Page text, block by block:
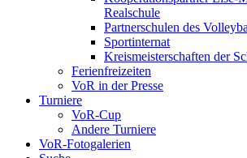
Realschule
Partnerschulen des
Sportinternat
Kreismeisterschaften der
Ferienfreizeiten
VoR in der Presse
Turniere
VoR-Cup
Andere Turniere
VoR-Fotogalerien